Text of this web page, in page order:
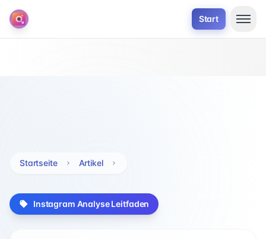
Start
Startseite Artikel
Instagram Analyse Leitfaden